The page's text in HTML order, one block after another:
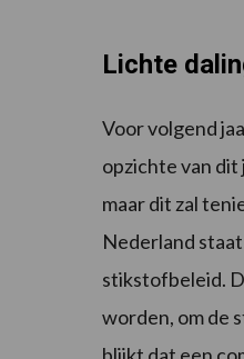
Lichte
Voor volgend
opzichte van dit
maar dit zal
Nederland
stikstofbeleid.
worden, om de